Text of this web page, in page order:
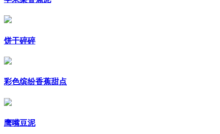
饼干碎碎
彩色缤纷香蕉甜点
鹰嘴豆泥